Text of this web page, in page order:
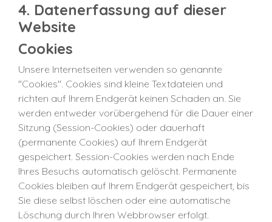
4. Datenerfassung auf dieser
Website
Cookies
Unsere Internetseiten verwenden so genannte
"Cookies". Cookies sind kleine Textdateien und
richten auf Ihrem Endgerät keinen Schaden an. Sie
werden entweder vorübergehend für die Dauer einer
Sitzung (Session-Cookies) oder dauerhaft
(permanente Cookies) auf Ihrem Endgerät
gespeichert. Session-Cookies werden nach Ende
Ihres Besuchs automatisch gelöscht. Permanente
Cookies bleiben auf Ihrem Endgerät gespeichert, bis
Sie diese selbst löschen oder eine automatische
Löschung durch Ihren Webbrowser erfolgt.